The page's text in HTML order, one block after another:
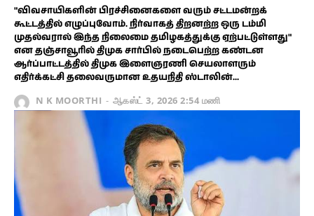
"விவசாயிகளின் பிரச்சினைகளை வரும் சட்டமன்றக்
கூட்டத்தில் எழுப்புவோம். நிர்வாகத் திறனற்ற ஒரு டம்மி
முதல்வரால் இந்த நிலைமை தமிழகத்துக்கு ஏற்பட்டுள்ளது"
என தஞ்சாவூரில் திமுக சார்பில் நடைபெற்ற கண்டன
ஆர்ப்பாட்டத்தில் திமுக இளைஞரணி செயலாளரும்
எதிர்க்கட்சி தலைவருமான உதயநிதி ஸ்டாலின்...
N K MOORTHI - ஆகஸ்ட் 3, 2026 2:54 மணி